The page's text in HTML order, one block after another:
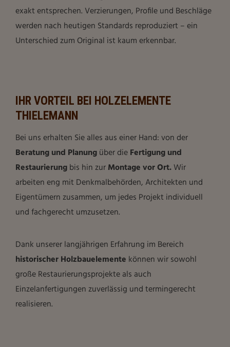
exakt entsprechen. Verzierungen, Profile und Beschläge
werden nach heutigen Standards reproduziert – ein
Unterschied zum Original ist kaum erkennbar.
IHR VORTEIL BEI HOLZELEMENTE
THIELEMANN
Bei uns erhalten Sie alles aus einer Hand: von der
Beratung und Planungüber dieFertigung und
Restaurierungbis hin zurMontage vor Ort.Wir
arbeiten eng mit Denkmalbehörden, Architekten und
Eigentümern zusammen, um jedes Projekt individuell
und fachgerecht umzusetzen.
Dank unserer langjährigen Erfahrung im Bereich
historischer Holzbauelemente können wir sowohl
große Restaurierungsprojekte als auch
Einzelanfertigungen zuverlässig und termingerecht
realisieren.